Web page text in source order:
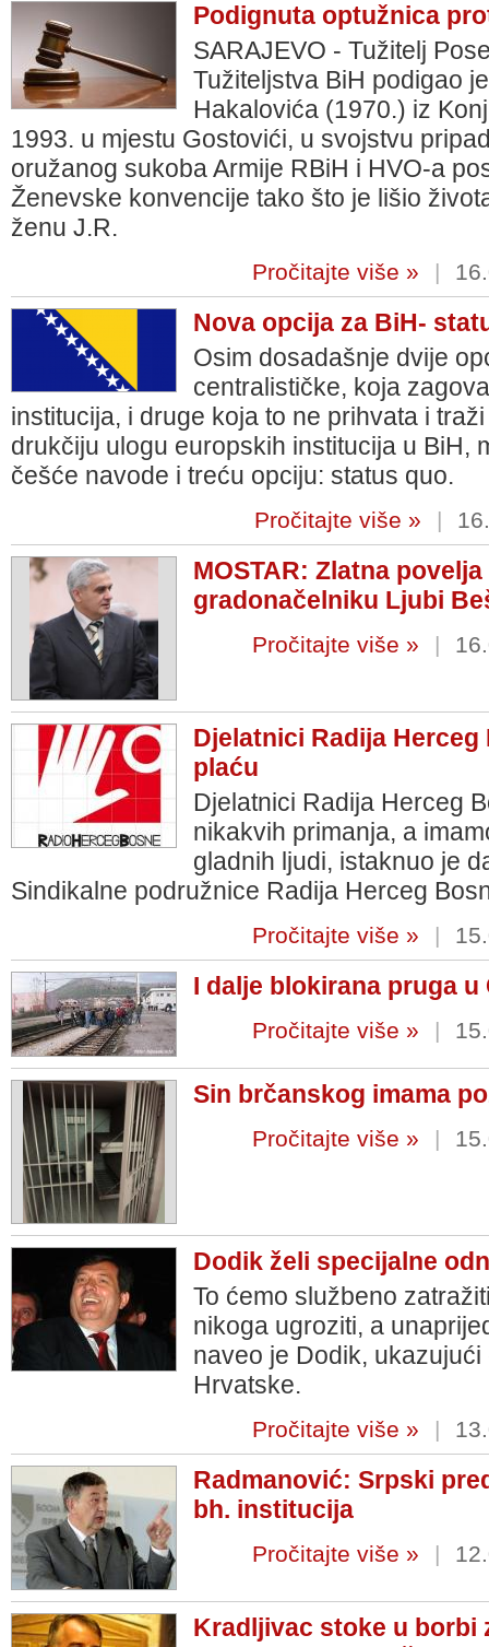
Podignuta optužnica
SARAJEVO - Tužitelj
Tužiteljstva BiH podigao
Hakalovića (1970.) iz
1993. u mjestu Gostovići, u svojstvu
oružanog sukoba Armije RBiH i HVO-a
Ženevske konvencije tako što je lišio
ženu J.R.
Pročitajte više » |
Nova opcija za BiH-
Osim dosadašnje dvije
centralističke, koja
institucija, i druge koja to ne prihvata i
drukčiju ulogu europskih institucija u BiH,
češće navode i treću opciju: status quo.
Pročitajte više » |
MOSTAR: Zlatna
gradonačelniku Ljubi
Pročitajte više » |
Djelatnici Radija
plaću
Djelatnici Radija Herceg
nikakvih primanja, a
gladnih ljudi, istaknuo je
Sindikalne podružnice Radija Herceg
Pročitajte više » |
I dalje blokirana pruga u
Pročitajte više » |
Sin brčanskog imama
Pročitajte više » |
Dodik želi specijalne
To ćemo službeno
nikoga ugroziti, a
naveo je Dodik,
Hrvatske.
Pročitajte više » |
Radmanović: Srpski
bh. institucija
Pročitajte više » |
Kradljivac stoke u borbi